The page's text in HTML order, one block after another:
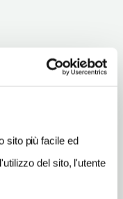
sito più facile ed
del sito, l'utente